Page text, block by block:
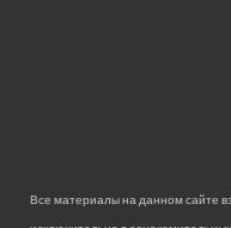
Все материалы на данном сайте